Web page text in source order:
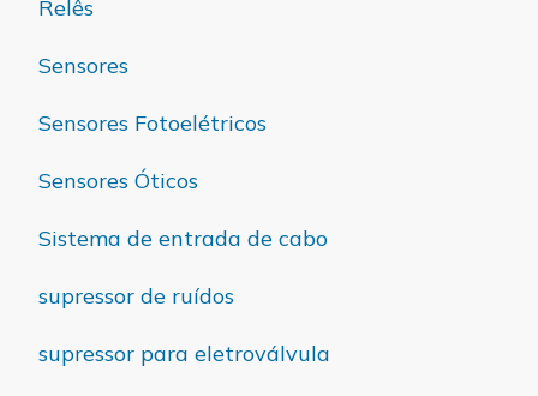
Relês
Sensores
Sensores Fotoelétricos
Sensores Óticos
Sistema de entrada de cabo
supressor de ruídos
supressor para eletroválvula